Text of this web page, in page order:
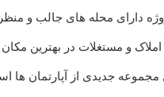
دارای محله های جالب و
املاک و مستغلات در بهترین
جدیدی از آپارتمان ها